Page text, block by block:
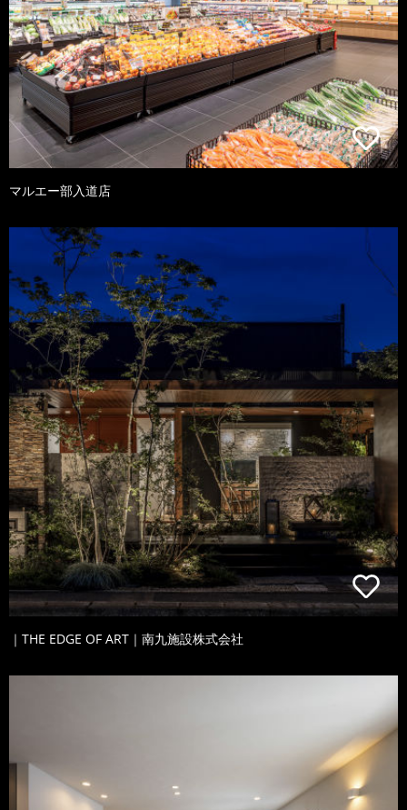
マルエー部入道店
｜THE EDGE OF ART｜南九施設株式会社